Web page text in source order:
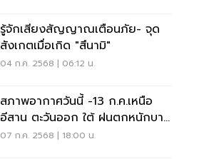
รู้จักเสียงสัญญาณเตือนภัย- จุด
สังเกตเมื่อเกิด "สึนามิ"
04 ก.ค. 2568 | 06:12 น.
สภาพอากาศวันนี้ -13 ก.ค.เหนือ
อีสาน ตะวันออก ใต้ ฝนตกหนักบาง
แห่ง
07 ก.ค. 2568 | 18:00 น.